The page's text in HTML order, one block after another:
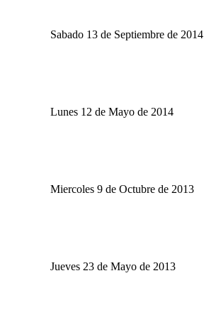
Sabado 13 de Septiembre de 2014
Lunes 12 de Mayo de 2014
Miercoles 9 de Octubre de 2013
Jueves 23 de Mayo de 2013